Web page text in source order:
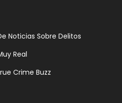
Noticias Sobre Delitos
Real
Crime Buzz